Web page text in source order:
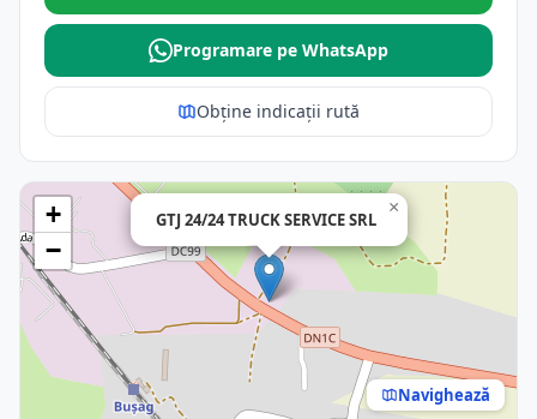
Programare pe WhatsApp
Obține indicații rută
GTJ 24/24 TRUCK SERVICE SRL
×
+
−
Navighează